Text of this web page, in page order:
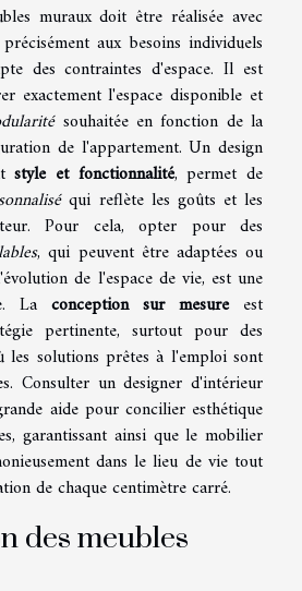
muraux doit être réalisée avec
aux besoins individuels
des contraintes d'espace. Il est
exactement l'espace disponible et
souhaitée en fonction de la
de l'appartement. Un design
style et fonctionnalité, permet de
qui reflète les goûts et les
Pour cela, opter pour des
, qui peuvent être adaptées ou
de l'espace de vie, est une
La conception sur mesureest
pertinente, surtout pour des
les solutions prêtes à l'emploi sont
Consulter un designer d'intérieur
aide pour concilier esthétique
garantissant ainsi que le mobilier
dans le lieu de vie tout
de chaque centimètre carré.
des meubles